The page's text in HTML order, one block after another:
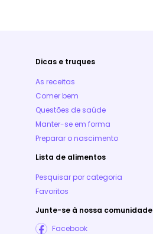
Dicas e truques
As receitas
Comer bem
Questões de saúde
Manter-se em forma
Preparar o nascimento
Lista de alimentos
Pesquisar por categoria
Favoritos
Junte-se à nossa comunidade
Facebook